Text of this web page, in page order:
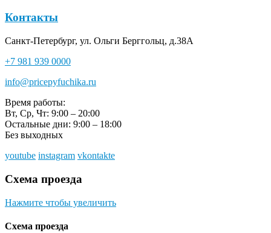
Контакты
Санкт-Петербург, ул. Ольги Берггольц, д.38А
+7 981 939 0000
info@pricepyfuchika.ru
Время работы:
Вт, Ср, Чт: 9:00 – 20:00
Остальные дни: 9:00 – 18:00
Без выходных
youtube instagram vkontakte
Схема проезда
Нажмите чтобы увеличить
Схема проезда